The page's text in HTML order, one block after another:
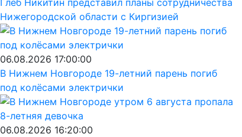
Нижегородской области с Киргизией
06.08.2026 17:00:00
В Нижнем Новгороде 19-летний парень погиб
под колёсами электрички
06.08.2026 16:20:00